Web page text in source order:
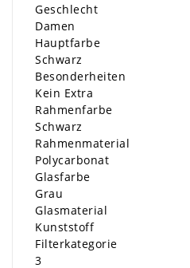
Geschlecht
Damen
Hauptfarbe
Schwarz
Besonderheiten
Kein Extra
Rahmenfarbe
Schwarz
Rahmenmaterial
Polycarbonat
Glasfarbe
Grau
Glasmaterial
Kunststoff
Filterkategorie
3